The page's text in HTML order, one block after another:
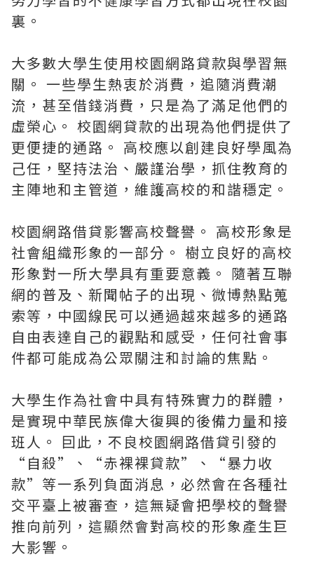
裏。
大多數大學生使用校園網路貸款與學習無
關。 一些學生熱衷於消費，追隨消費潮
流，甚至借錢消費，只是為了滿足他們的
虛榮心。 校園網貸款的出現為他們提供了
更便捷的通路。 高校應以創建良好學風為
己任，堅持法治、嚴謹治學，抓住教育的
主陣地和主管道，維護高校的和諧穩定。
校園網路借貸影響高校聲譽。 高校形象是
社會組織形象的一部分。 樹立良好的高校
形象對一所大學具有重要意義。 隨著互聯
網的普及、新聞帖子的出現、微博熱點蒐
索等，中國線民可以通過越來越多的通路
自由表達自己的觀點和感受，任何社會事
件都可能成為公眾關注和討論的焦點。
大學生作為社會中具有特殊實力的群體，
是實現中華民族偉大復興的後備力量和接
班人。 囙此，不良校園網路借貸引發的
“自殺”、“赤裸裸貸款”、“暴力收
款”等一系列負面消息，必然會在各種社
交平臺上被審查，這無疑會把學校的聲譽
推向前列，這顯然會對高校的形象產生巨
大影響。